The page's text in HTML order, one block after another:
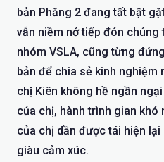
bản Phăng 2 đang tất bật
vẫn niềm nở tiếp đón
nhóm VSLA, cũng từng
bản để chia sẻ kinh nghiệm
chị Kiên không hề ngần
của chị, hành trình gian khó
của chị dần được tái hiện
giàu cảm xúc.